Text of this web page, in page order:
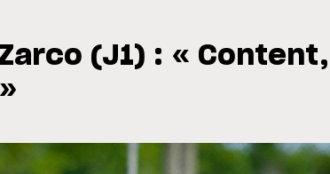
: Horaires et Programme du GP de
(J1) : «